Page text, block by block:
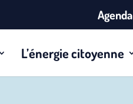
Agenda
L’énergie citoyenne